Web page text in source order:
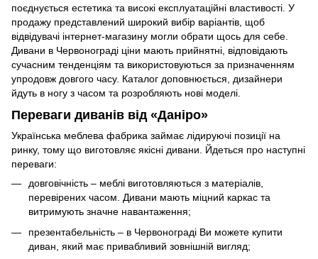
поєднується естетика та високі експлуатаційні властивості. У
продажу представлений широкий вибір варіантів, щоб
відвідувачі інтернет-магазину могли обрати щось для себе.
Дивани в Червонограді ціни мають прийнятні, відповідають
сучасним тенденціям та використовуються за призначенням
упродовж довгого часу. Каталог доповнюється, дизайнери
йдуть в ногу з часом та розробляють нові моделі.
Переваги диванів від «Даніро»
Українська меблева фабрика займає лідируючі позиції на
ринку, тому що виготовляє якісні дивани. Йдеться про наступні
переваги:
довговічність – меблі виготовляються з матеріалів,
перевірених часом. Дивани мають міцний каркас та
витримують значне навантаження;
презентабельність – в Червонограді Ви можете купити
диван, який має привабливий зовнішній вигляд;